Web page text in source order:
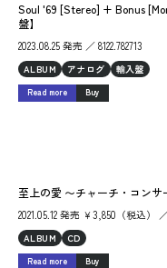
Soul '69 [Stereo] + Bonus
盤】
2023.08.25 発売 ／ 8122.782713
ALBUM アナログ 輸入盤
Read more Buy
至上の愛 〜チャーチ・コン
2021.05.12 発売 ￥3,850（税込）
ALBUM CD
Read more Buy